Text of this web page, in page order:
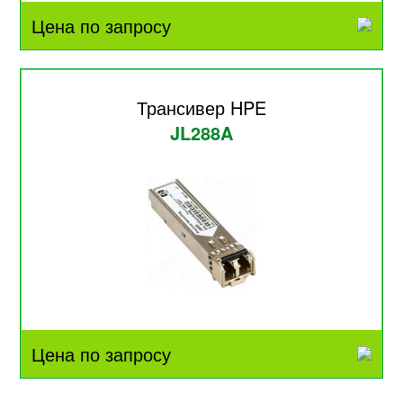
Цена по запросу
Трансивер HPE
JL288A
Цена по запросу